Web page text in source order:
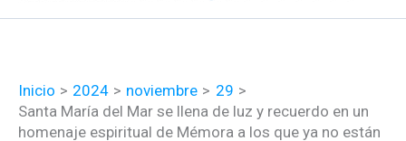
Inicio 2024 noviembre
29
Santa María del Mar se llena de luz y recuerdo en un
homenaje espiritual de Mémora a los que ya no están